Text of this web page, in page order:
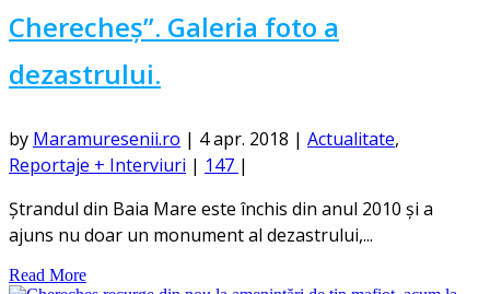
Cherecheș”. Galeria foto a
dezastrului.
by Maramuresenii.ro | 4 apr. 2018 | Actualitate,
Reportaje + Interviuri | 147 |
Ștrandul din Baia Mare este închis din anul 2010 și a
ajuns nu doar un monument al dezastrului,...
Read More